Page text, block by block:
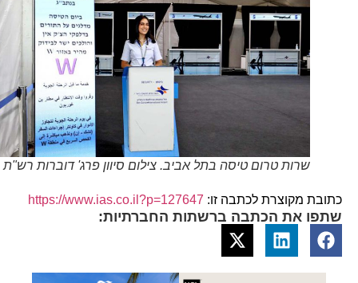
שרות טרום טיסה בתל אביב. צילום סיוון פרג' דוברות רש"ת
כתובת מקוצרת לכתבה זו: https://www.ias.co.il?p=127647
שתפו את הכתבה ברשתות החברתיות: